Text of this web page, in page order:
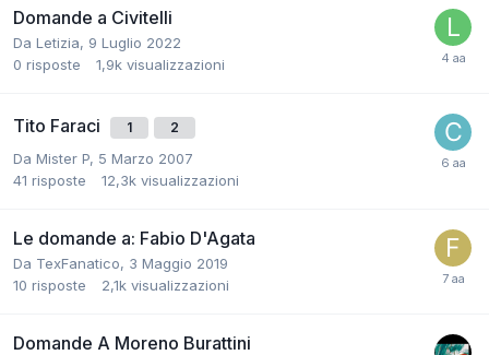
Domande a Civitelli
Da Letizia, 9 Luglio 2022
0 risposte 1,9k visualizzazioni
Tito Faraci 1 2
Da Mister P, 5 Marzo 2007
41 risposte 12,3k visualizzazioni
Le domande a: Fabio D'Agata
Da TexFanatico, 3 Maggio 2019
10 risposte 2,1k visualizzazioni
Domande A Moreno Burattini